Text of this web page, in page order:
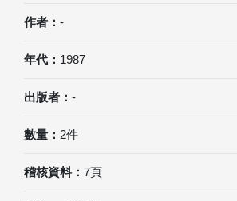
作者： -
年代： 1987
出版者： -
數量： 2件
稽核資料： 7頁